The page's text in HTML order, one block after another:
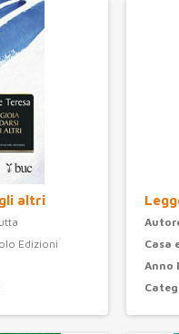
altri
Edizioni
Casa
Anno